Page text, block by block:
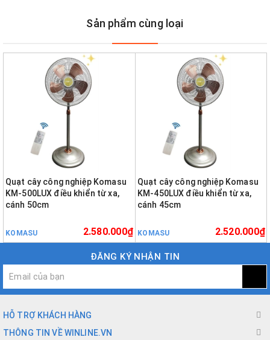
Sản phẩm cùng loại
Quạt cây công nghiệp Komasu
KM-500LUX điều khiển từ xa,
cánh 50cm
KOMASU 2.580.000₫
Quạt cây công nghiệp Komasu
KM-450LUX điều khiển từ xa,
cánh 45cm
KOMASU 2.520.000₫
ĐĂNG KÝ NHẬN TIN
HỖ TRỢ KHÁCH HÀNG
THÔNG TIN VỀ WINLINE.VN